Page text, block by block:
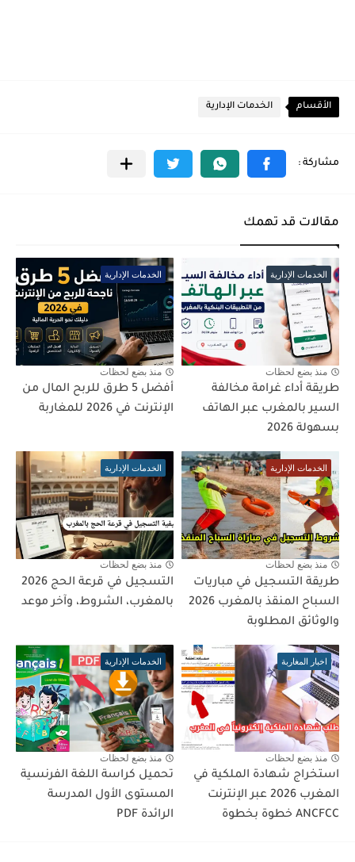
الأقسام الخدمات الإدارية
مقالات قد تهمك
الخدمات الإدارية
منذ بضع لحظات
طريقة أداء غرامة مخالفة
السير بالمغرب عبر الهاتف
بسهولة 2026
الخدمات الإدارية
منذ بضع لحظات
أفضل 5 طرق للربح المال من
الإنترنت في 2026 للمغاربة
الخدمات الإدارية
منذ بضع لحظات
طريقة التسجيل في مباريات
السباح المنقذ بالمغرب 2026
والوثائق المطلوبة
الخدمات الإدارية
منذ بضع لحظات
التسجيل في قرعة الحج 2026
بالمغرب، الشروط، وآخر موعد
اخبار المغاربة
منذ بضع لحظات
استخراج شهادة الملكية في
المغرب 2026 عبر الإنترنت
ANCFCC خطوة بخطوة
الخدمات الإدارية
منذ بضع لحظات
تحميل كراسة اللغة الفرنسية
المستوى الأول المدرسة
الرائدة PDF